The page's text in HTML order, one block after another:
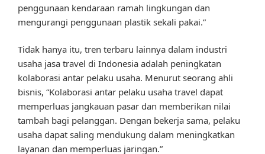
penggunaan kendaraan ramah lingkungan dan
mengurangi penggunaan plastik sekali pakai.”
Tidak hanya itu, tren terbaru lainnya dalam industri
usaha jasa travel di Indonesia adalah peningkatan
kolaborasi antar pelaku usaha. Menurut seorang ahli
bisnis, “Kolaborasi antar pelaku usaha travel dapat
memperluas jangkauan pasar dan memberikan nilai
tambah bagi pelanggan. Dengan bekerja sama, pelaku
usaha dapat saling mendukung dalam meningkatkan
layanan dan memperluas jaringan.”